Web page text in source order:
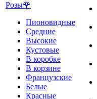
Розы🌹
Пионовидные
Средние
Высокие
Кустовые
В коробке
В корзине
Французские
Белые
Красные